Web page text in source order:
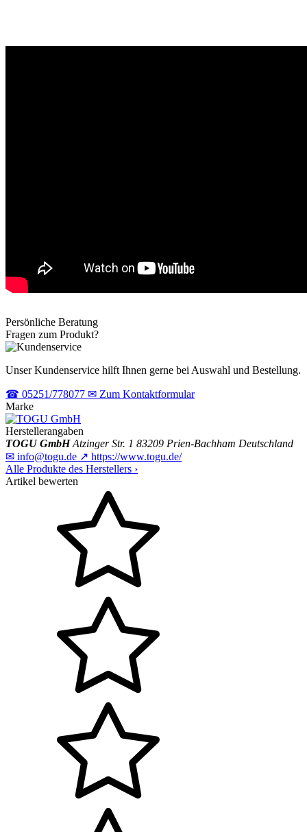
Persönliche Beratung
Fragen zum Produkt?
Unser Kundenservice hilft Ihnen gerne bei Auswahl und Bestellung.
☎ 05251/778077 ✉ Zum Kontaktformular
Marke
Herstellerangaben
TOGU GmbH Atzinger Str. 1 83209 Prien-Bachham Deutschland
✉ info@togu.de ↗ https://www.togu.de/
Alle Produkte des Herstellers ›
Artikel bewerten